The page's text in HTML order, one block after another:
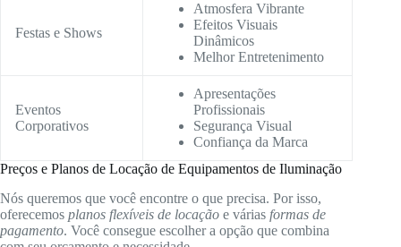
Festas e Shows
Atmosfera Vibrante
Efeitos Visuais
Dinâmicos
Melhor Entretenimento
Eventos
Corporativos
Apresentações
Profissionais
Segurança Visual
Confiança da Marca
Preços e Planos de Locação de Equipamentos de Iluminação
Nós queremos que você encontre o que precisa. Por isso,
oferecemos planos flexíveis de locação e várias formas de
pagamento. Você consegue escolher a opção que combina